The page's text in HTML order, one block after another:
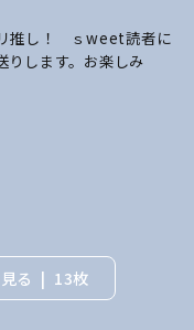
推し！ ｓweet読者に
りします。お楽しみ
る 13枚